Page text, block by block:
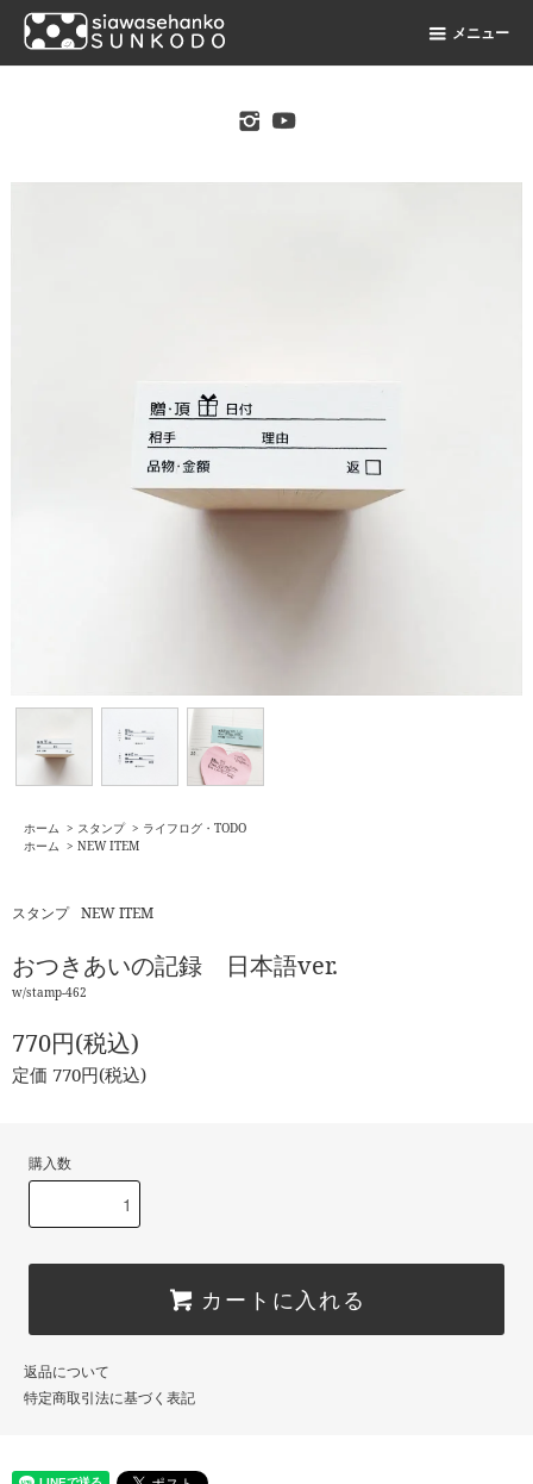
メニュー
ホーム > スタンプ > ライフログ・TODO
ホーム > NEW ITEM
スタンプ NEW ITEM
おつきあいの記録 日本語ver.
w/stamp-462
770円(税込)
定価 770円(税込)
購入数
カートに入れる
返品について
特定商取引法に基づく表記